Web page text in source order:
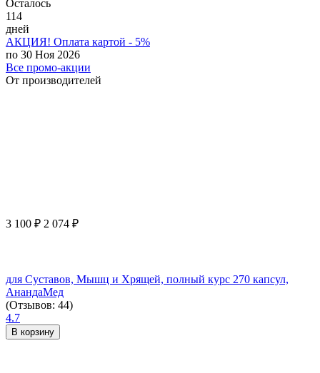
Осталось
114
дней
АКЦИЯ! Оплата картой - 5%
по 30 Ноя 2026
Все промо-акции
От производителей
3 100 ₽ 2 074 ₽
для Суставов, Мышц и Хрящей, полный курс 270 капсул,
АнандаМед
(Отзывов: 44)
4.7
В корзину